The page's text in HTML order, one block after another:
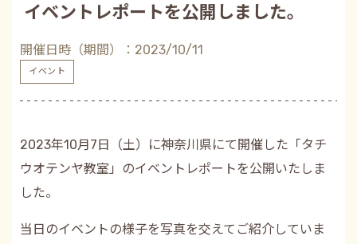
イベントレポートを公開しました。
開催日時（期間）：2023/10/11
イベント
2023年10月7日（土）に神奈川県にて開催した「タチ
ウオテンヤ教室」のイベントレポートを公開いたしま
した。
当日のイベントの様子を写真を交えてご紹介していま